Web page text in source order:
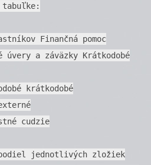
tabuľke:
Finančná pomoc
úvery a záväzky Krátkodobé
krátkodobé
cudzie
jednotlivých zložiek